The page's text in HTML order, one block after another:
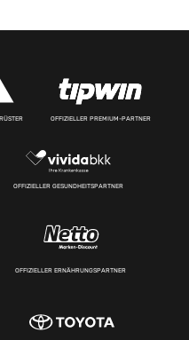
OFFIZIELLER PREMIUM-PARTNER
OFFIZIELLER GESUNDHEITSPARTNER
OFFIZIELLER ERNÄHRUNGSPARTNER